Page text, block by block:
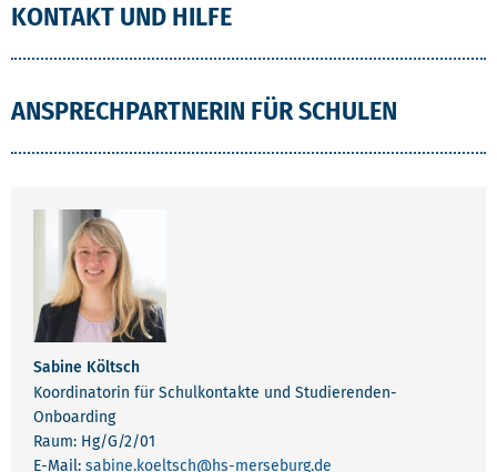
KONTAKT UND HILFE
ANSPRECHPARTNERIN FÜR SCHULEN
Sabine Költsch
Koordinatorin für Schulkontakte und Studierenden-
Onboarding
Raum: Hg/G/2/01
E-Mail: sabine.koeltsch@hs-merseburg.de